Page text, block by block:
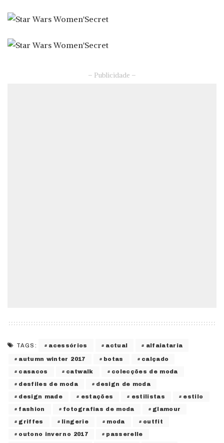
– Publicidade –
TAGS: acessórios actual alfaiataria
autumn winter 2017 botas calçado
casacos catwalk colecções de moda
desfiles de moda design de moda
design made estações estilistas estilo
fashion fotografias de moda glamour
griffes lingerie moda outfit
outono inverno 2017 passerelle